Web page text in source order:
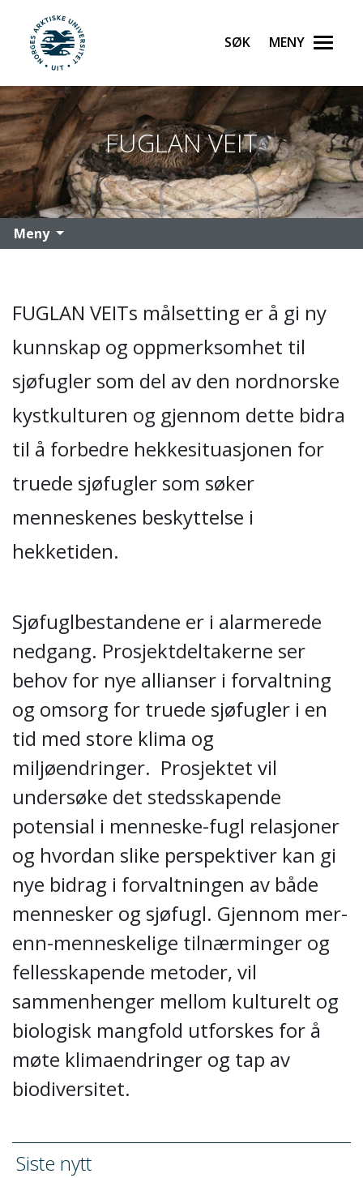
Gå til hovedinnhold
UiT Norges arktiske universitet
Søk Meny
FUGLAN VEIT
Meny
FUGLAN VEITs målsetting er å gi ny
kunnskap og oppmerksomhet til
sjøfugler som del av den nordnorske
kystkulturen og gjennom dette bidra
til å forbedre hekkesituasjonen for
truede sjøfugler som søker
menneskenes beskyttelse i
hekketiden.
Sjøfuglbestandene er i alarmerede
nedgang. Prosjektdeltakerne ser
behov for nye allianser i forvaltning
og omsorg for truede sjøfugler i en
tid med store klima og
miljøendringer. Prosjektet vil
undersøke det stedsskapende
potensial i menneske-fugl relasjoner
og hvordan slike perspektiver kan gi
nye bidrag i forvaltningen av både
mennesker og sjøfugl. Gjennom mer-
enn-menneskelige tilnærminger og
fellesskapende metoder, vil
sammenhenger mellom kulturelt og
biologisk mangfold utforskes for å
møte klimaendringer og tap av
biodiversitet.
Siste nytt